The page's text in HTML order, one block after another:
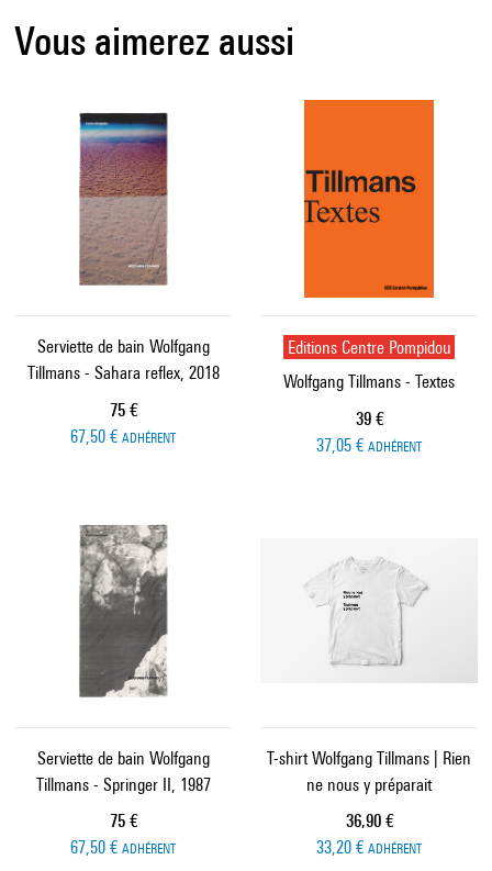
Vous aimerez aussi
Serviette de bain Wolfgang
Tillmans - Sahara reflex, 2018
Prix ​​actuel
75 €
67,50 € ADHÉRENT
Editions Centre Pompidou
Wolfgang Tillmans - Textes
Prix ​​actuel
39 €
37,05 € ADHÉRENT
Serviette de bain Wolfgang
Tillmans - Springer II, 1987
Prix ​​actuel
75 €
67,50 € ADHÉRENT
T-shirt Wolfgang Tillmans | Rien
ne nous y préparait
Prix ​​actuel
36,90 €
33,20 € ADHÉRENT